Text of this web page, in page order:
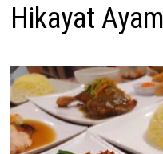
Hikayat